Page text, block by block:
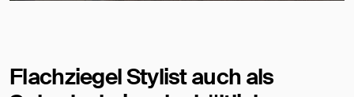
Flachziegel Stylist auch als